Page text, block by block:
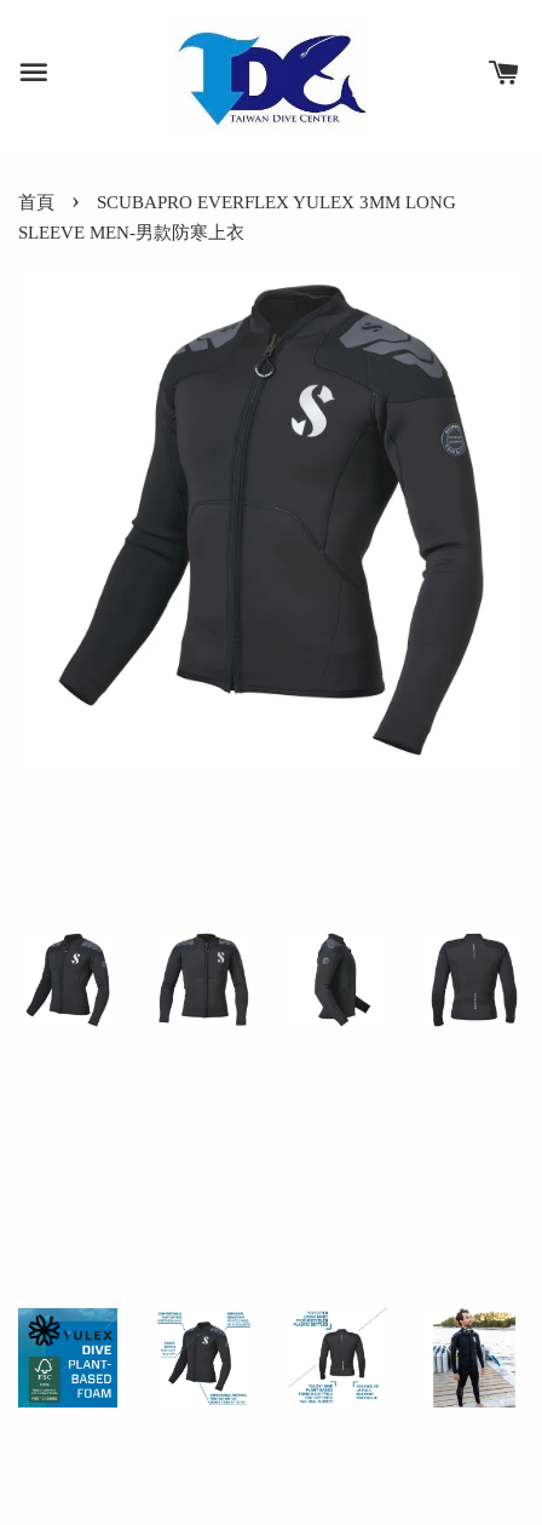
首頁 ›
SCUBAPRO EVERFLEX YULEX 3MM LONG
SLEEVE MEN-男款防寒上衣